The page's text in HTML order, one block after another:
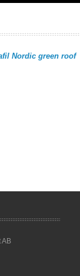
Nordic green roof
AB